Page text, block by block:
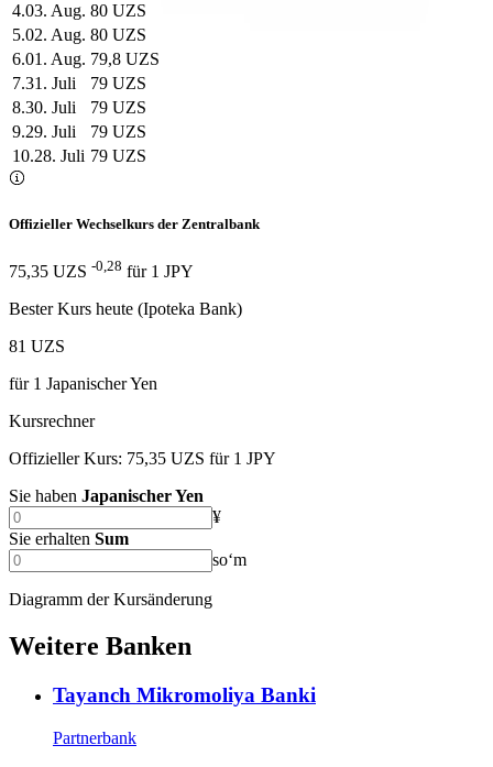
4.03. Aug. 80 UZS
5.02. Aug. 80 UZS
6.01. Aug. 79,8 UZS
7.31. Juli
79 UZS
8.30. Juli
79 UZS
9.29. Juli
79 UZS
10.28. Juli 79 UZS
Offizieller Wechselkurs der Zentralbank
75,35 UZS -0,28 für1 JPY
Bester Kurs heute (Ipoteka Bank)
81 UZS
für1 Japanischer Yen
Kursrechner
Offizieller Kurs: 75,35 UZS für 1 JPY
Sie haben Japanischer Yen
¥
Sie erhalten Sum
soʻm
Diagramm der Kursänderung
Weitere Banken
Tayanch Mikromoliya Banki
Partnerbank